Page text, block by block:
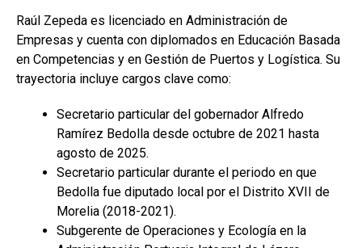
Raúl Zepeda es licenciado en Administración de
Empresas y cuenta con diplomados en Educación Basada
en Competencias y en Gestión de Puertos y Logística. Su
trayectoria incluye cargos clave como:
Secretario particular del gobernador Alfredo
Ramírez Bedolla desde octubre de 2021 hasta
agosto de 2025.
Secretario particular durante el periodo en que
Bedolla fue diputado local por el Distrito XVII de
Morelia (2018-2021).
Subgerente de Operaciones y Ecología en la